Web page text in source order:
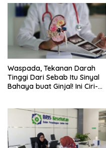
Waspada, Tekanan Darah
Tinggi Dari Sebab Itu Sinyal
Bahaya buat Ginjal! Ini Ciri-